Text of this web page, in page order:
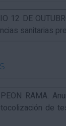
12 DE
sanitarias
RAMA.
de